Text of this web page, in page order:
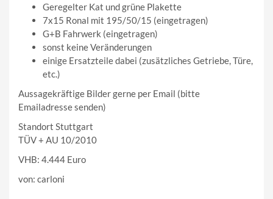
Geregelter Kat und grüne Plakette
7x15 Ronal mit 195/50/15 (eingetragen)
G+B Fahrwerk (eingetragen)
sonst keine Veränderungen
einige Ersatzteile dabei (zusätzliches Getriebe, Türe,
etc.)
Aussagekräftige Bilder gerne per Email (bitte
Emailadresse senden)
Standort Stuttgart
TÜV + AU 10/2010
VHB: 4.444 Euro
von: carloni